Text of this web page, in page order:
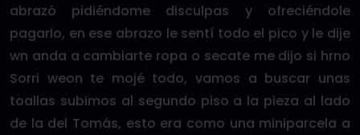
abrazó pidiéndome disculpas y ofreciéndole
pagarlo, en ese abrazo le sentí todo el pico y le dije
wn anda a cambiarte ropa o secate me dijo si hrno
Sorri weon te mojé todo, vamos a buscar unas
toallas subimos al segundo piso a la pieza al lado
de la del Tomás, esto era como una miniparcela a